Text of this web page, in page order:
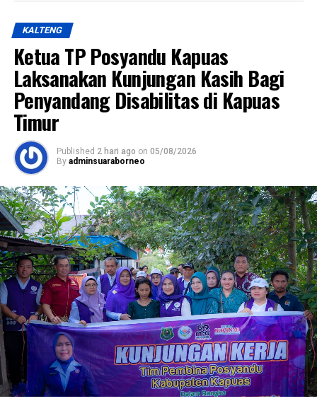
KALTENG
Ketua TP Posyandu Kapuas
Laksanakan Kunjungan Kasih Bagi
Penyandang Disabilitas di Kapuas
Timur
Published 2 hari ago on 05/08/2026
By adminsuaraborneo